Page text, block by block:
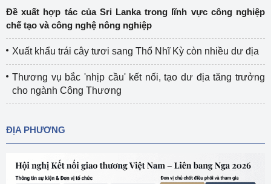
Đề xuất hợp tác của Sri Lanka trong lĩnh vực công nghiệp
chế tạo và công nghệ nông nghiệp
Xuất khẩu trái cây tươi sang Thổ Nhĩ Kỳ còn nhiều dư địa
Thương vụ bắc 'nhịp cầu' kết nối, tạo dư địa tăng trưởng
cho ngành Công Thương
ĐỊA PHƯƠNG